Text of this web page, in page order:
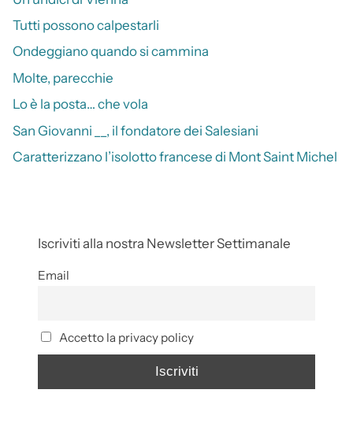
Tutti possono calpestarli
Ondeggiano quando si cammina
Molte, parecchie
Lo è la posta… che vola
San Giovanni __, il fondatore dei Salesiani
Caratterizzano l’isolotto francese di Mont Saint Michel
Iscriviti alla nostra Newsletter Settimanale
Email
Accetto la privacy policy